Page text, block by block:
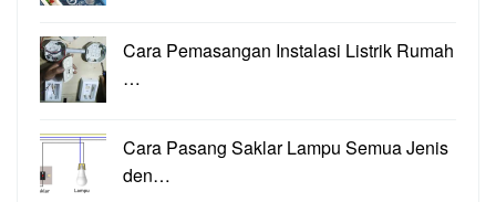
Cara Pemasangan Instalasi Listrik Rumah
…
Cara Pasang Saklar Lampu Semua Jenis
den…